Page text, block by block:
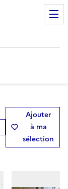
Ajouter
à ma
sélection